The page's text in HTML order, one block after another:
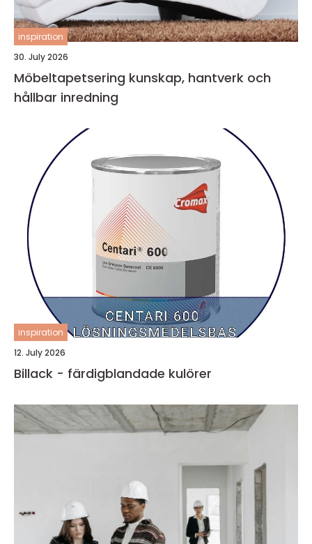
inspiration
30. July 2026
Möbeltapetsering kunskap, hantverk och
hållbar inredning
inspiration
12. July 2026
Billack - färdigblandade kulörer